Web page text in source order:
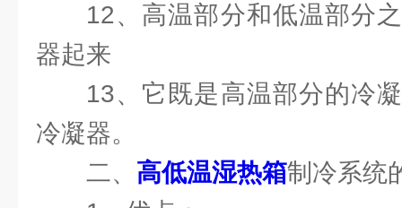
12、高温部分和低温部分
器起来
13、它既是高温部分的冷
冷凝器。
二、 高低温湿热箱制冷系统